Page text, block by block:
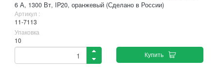
6 А, 1300 Вт, IP20, оранжевый (Сделано в России)
Артикул :
11-7113
Упаковка
10
Купить